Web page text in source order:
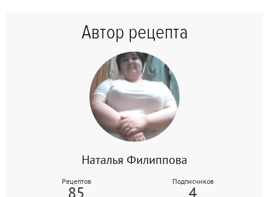
Автор рецепта
Наталья Филиппова
Рецептов
85
Подписчиков
4